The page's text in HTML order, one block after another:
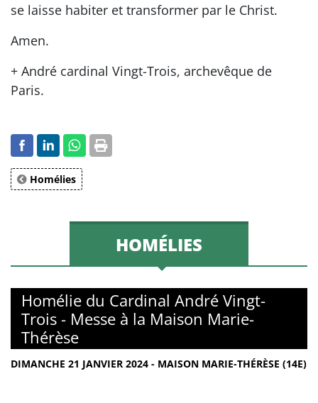
se laisse habiter et transformer par le Christ.
Amen.
+ André cardinal Vingt-Trois, archevêque de
Paris.
Homélies
HOMÉLIES
Homélie du Cardinal André Vingt-
Trois - Messe à la Maison Marie-
Thérèse
DIMANCHE 21 JANVIER 2024 - MAISON MARIE-THÉRÈSE (14E)